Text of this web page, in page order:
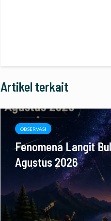
Artikel terkait
OBSERVASI
Fenomena Langit
Agustus 2026